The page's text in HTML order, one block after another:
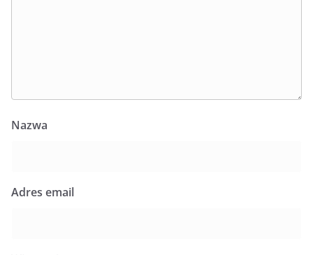
Nazwa
Adres email